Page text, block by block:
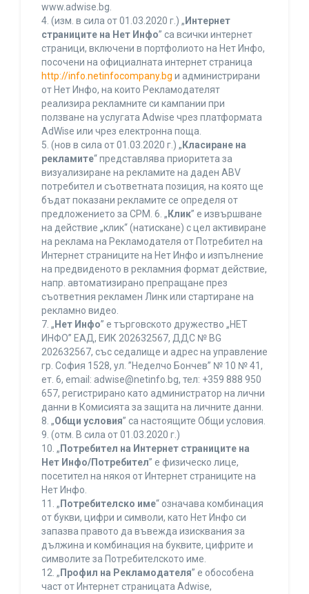
www.adwise.bg.
4. (изм. в сила от 01.03.2020 г.) „ Интернет
страниците на Нет Инфо” са всички интернет
страници, включени в портфолиото на Нет Инфо,
посочени на официалната интернет страница
http://info.netinfocompany.bg и администрирани
от Нет Инфо, на които Рекламодателят
реализира рекламните си кампании при
ползване на услугата Adwise чрез платформата
AdWise или чрез електронна поща.
5. (нов в сила от 01.03.2020 г.) „ Класиране на
рекламите“ представлява приоритета за
визуализиране на рекламите на даден ABV
потребител и съответната позиция, на която ще
бъдат показани рекламите се определя от
предложението за CPM. 6. „ Клик” е извършване
на действие „клик“ (натискане) с цел активиране
на реклама на Рекламодателя от Потребител на
Интернет страниците на Нет Инфо и изпълнение
на предвиденото в рекламния формат действие,
напр. автоматизирано препращане през
съответния рекламен Линк или стартиране на
рекламно видео.
7. „ Нет Инфо” е търговското дружество „НЕТ
ИНФО” ЕАД, ЕИК 202632567, ДДС № BG
202632567, със седалище и адрес на управление
гр. София 1528, ул. ”Неделчо Бончев” № 10 № 41,
ет. 6, еmail: adwise@netinfo.bg, тел: +359 888 950
657, регистрирано като администратор на лични
данни в Комисията за защита на личните данни.
8. „Общи условия” са настоящите Общи условия.
9. (отм. В сила от 01.03.2020 г.)
10. „ Потребител на Интернет страниците на
Нет Инфо/Потребител” е физическо лице,
посетител на някоя от Интернет страниците на
Нет Инфо.
11. „ Потребителско име“ означава комбинация
от букви, цифри и символи, като Нет Инфо си
запазва правото да въвежда изисквания за
дължина и комбинация на буквите, цифрите и
символите за Потребителското име.
12. „ Профил на Рекламодателя” е обособена
част от Интернет страницата Adwise,